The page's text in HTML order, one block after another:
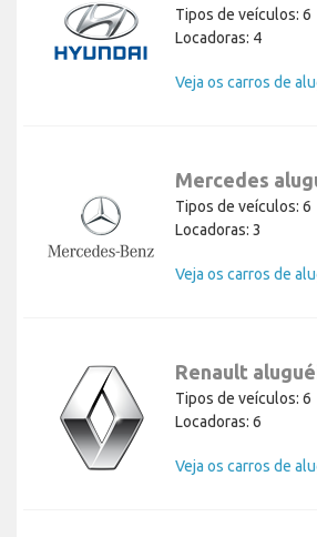
Tipos de veículos: 6
Locadoras: 4
Veja os carros de
Mercedes
Tipos de veículos: 6
Locadoras: 3
Veja os carros de
Renault
Tipos de veículos: 6
Locadoras: 6
Veja os carros de